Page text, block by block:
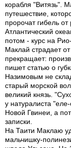
корабля "Витязь".
путешествие,
пророчат гибель от
Атлантический
потом - курс на
Маклай страдает
прекращает:
пишет статью о
Назимовым не
старый морской
великий князь.
у натуралиста
Новой Гвинеи, а
записки.
На Таити Маклаю
мальчишку-